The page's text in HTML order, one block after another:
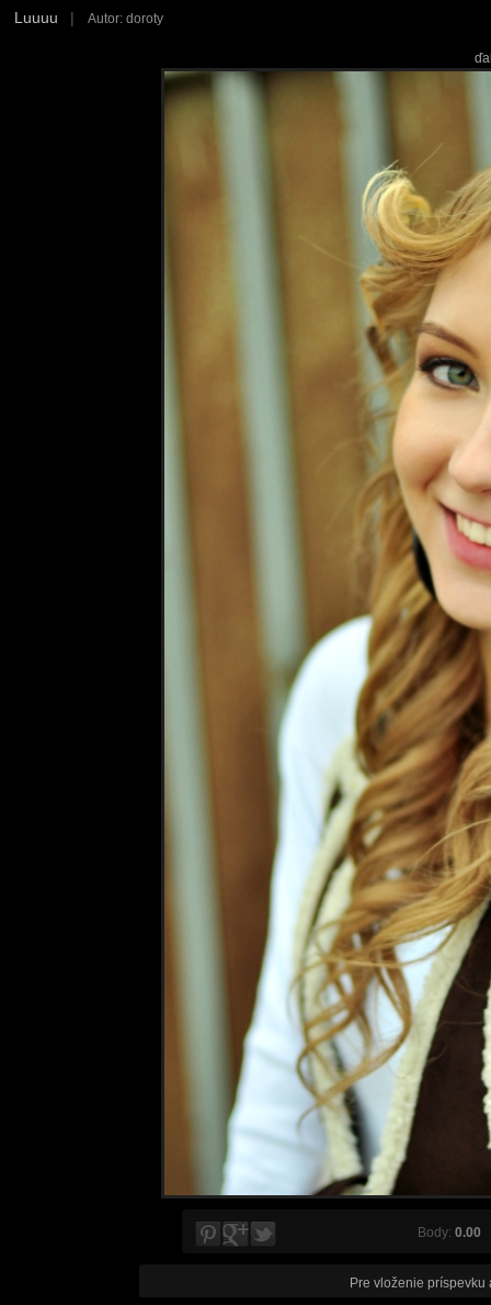
Luuuu | Autor: doroty
Body: 0.00
Pre vloženie